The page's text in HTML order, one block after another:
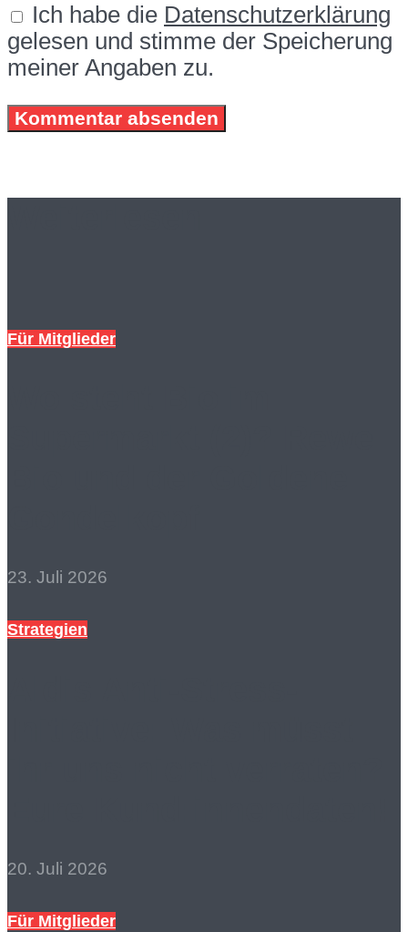
Ich habe die Datenschutzerklärung
gelesen und stimme der Speicherung
meiner Angaben zu.
Für Mitglieder
23. Juli 2026
Strategien
20. Juli 2026
Für Mitglieder